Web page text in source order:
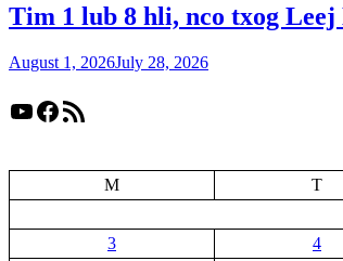
Tim 1 lub 8 hli, nco txog Leej
August 1, 2026July 28, 2026
YouTube
Facebook
RSS Feed
M
T
3
4